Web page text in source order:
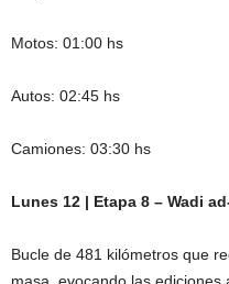
Motos: 01:00 hs
Autos: 02:45 hs
Camiones: 03:30 hs
Lunes 12 | Etapa 8 – Wadi
Bucle de 481 kilómetros que
masa, evocando las ediciones